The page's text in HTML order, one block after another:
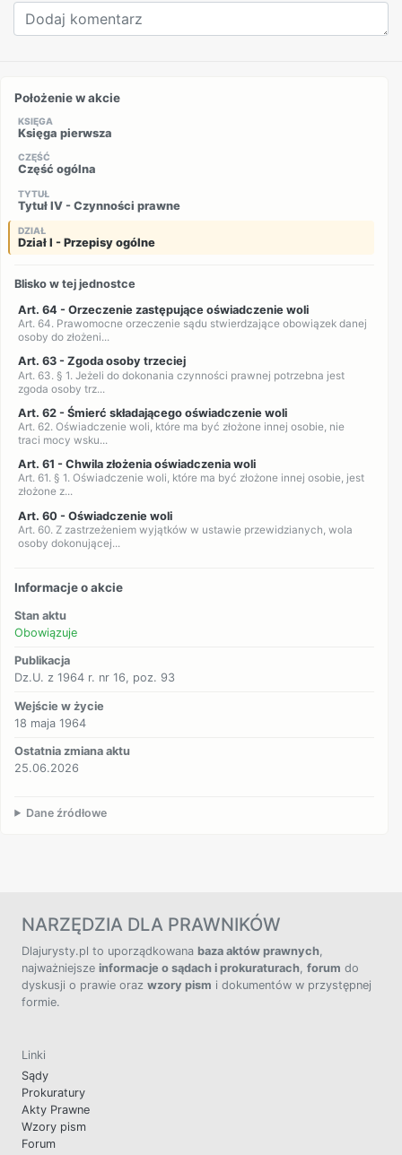
Położenie w akcie
KSIĘGA
Księga pierwsza
CZĘŚĆ
Część ogólna
TYTUŁ
Tytuł IV - Czynności prawne
DZIAŁ
Dział I - Przepisy ogólne
Blisko w tej jednostce
Art. 64 - Orzeczenie zastępujące oświadczenie woli
Art. 64. Prawomocne orzeczenie sądu stwierdzające obowiązek danej
osoby do złożeni...
Art. 63 - Zgoda osoby trzeciej
Art. 63. § 1. Jeżeli do dokonania czynności prawnej potrzebna jest
zgoda osoby trz...
Art. 62 - Śmierć składającego oświadczenie woli
Art. 62. Oświadczenie woli, które ma być złożone innej osobie, nie
traci mocy wsku...
Art. 61 - Chwila złożenia oświadczenia woli
Art. 61. § 1. Oświadczenie woli, które ma być złożone innej osobie, jest
złożone z...
Art. 60 - Oświadczenie woli
Art. 60. Z zastrzeżeniem wyjątków w ustawie przewidzianych, wola
osoby dokonującej...
Informacje o akcie
Stan aktu
Obowiązuje
Publikacja
Dz.U. z 1964 r. nr 16, poz. 93
Wejście w życie
18 maja 1964
Ostatnia zmiana aktu
25.06.2026
Dane źródłowe
NARZĘDZIA DLA PRAWNIKÓW
Dlajurysty.pl to uporządkowana baza aktów prawnych,
najważniejsze informacje o sądach i prokuraturach, forum do
dyskusji o prawie oraz wzory pism i dokumentów w przystępnej
formie.
Linki
Sądy
Prokuratury
Akty Prawne
Wzory pism
Forum